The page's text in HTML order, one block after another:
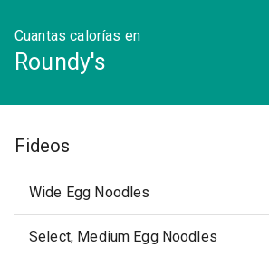
Cuantas calorías en
Roundy's
Fideos
Wide Egg Noodles
Select, Medium Egg Noodles